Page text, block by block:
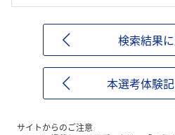
検索結果
本選考体験
サイトからのご注意